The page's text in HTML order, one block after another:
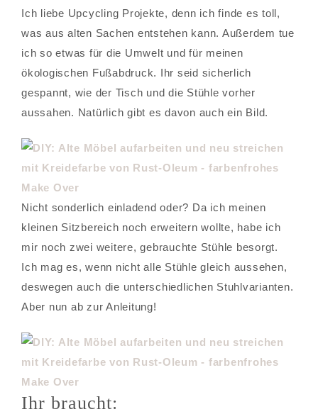
Ich liebe Upcycling Projekte, denn ich finde es toll,
was aus alten Sachen entstehen kann. Außerdem tue
ich so etwas für die Umwelt und für meinen
ökologischen Fußabdruck. Ihr seid sicherlich
gespannt, wie der Tisch und die Stühle vorher
aussahen. Natürlich gibt es davon auch ein Bild.
Nicht sonderlich einladend oder? Da ich meinen
kleinen Sitzbereich noch erweitern wollte, habe ich
mir noch zwei weitere, gebrauchte Stühle besorgt.
Ich mag es, wenn nicht alle Stühle gleich aussehen,
deswegen auch die unterschiedlichen Stuhlvarianten.
Aber nun ab zur Anleitung!
Ihr braucht: